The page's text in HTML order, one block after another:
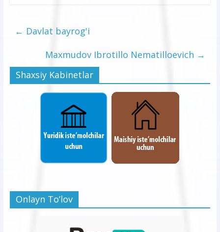
← Davlat bayrog'i
Maxmudov Ibrotillo Nematilloevich →
Shaxsiy Kabinetlar
Onlayn To’lov